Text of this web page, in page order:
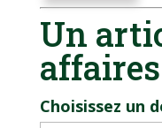
Un
affaires
Choisissez un